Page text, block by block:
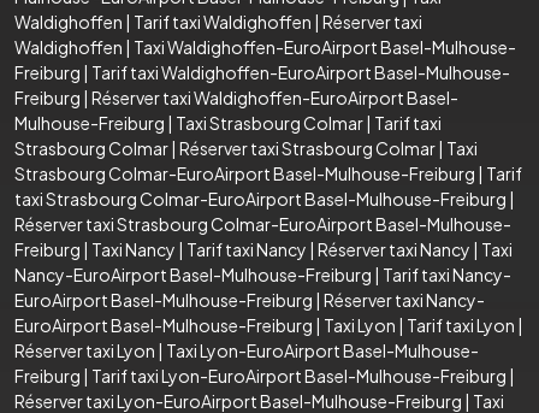
Waldighoffen | Tarif taxi Waldighoffen | Réserver taxi
Waldighoffen | Taxi Waldighoffen-EuroAirport Basel-Mulhouse-
Freiburg | Tarif taxi Waldighoffen-EuroAirport Basel-Mulhouse-
Freiburg | Réserver taxi Waldighoffen-EuroAirport Basel-
Mulhouse-Freiburg | Taxi Strasbourg Colmar| Tarif taxi
Strasbourg Colmar| Réserver taxi Strasbourg Colmar| Taxi
Strasbourg Colmar-EuroAirport Basel-Mulhouse-Freiburg | Tarif
taxi Strasbourg Colmar-EuroAirport Basel-Mulhouse-Freiburg |
Réserver taxi Strasbourg Colmar-EuroAirport Basel-Mulhouse-
Freiburg | Taxi Nancy | Tarif taxi Nancy | Réserver taxi Nancy | Taxi
Nancy-EuroAirport Basel-Mulhouse-Freiburg | Tarif taxi Nancy-
EuroAirport Basel-Mulhouse-Freiburg | Réserver taxi Nancy-
EuroAirport Basel-Mulhouse-Freiburg | Taxi Lyon | Tarif taxi Lyon |
Réserver taxi Lyon | Taxi Lyon-EuroAirport Basel-Mulhouse-
Freiburg | Tarif taxi Lyon-EuroAirport Basel-Mulhouse-Freiburg |
Réserver taxi Lyon-EuroAirport Basel-Mulhouse-Freiburg | Taxi